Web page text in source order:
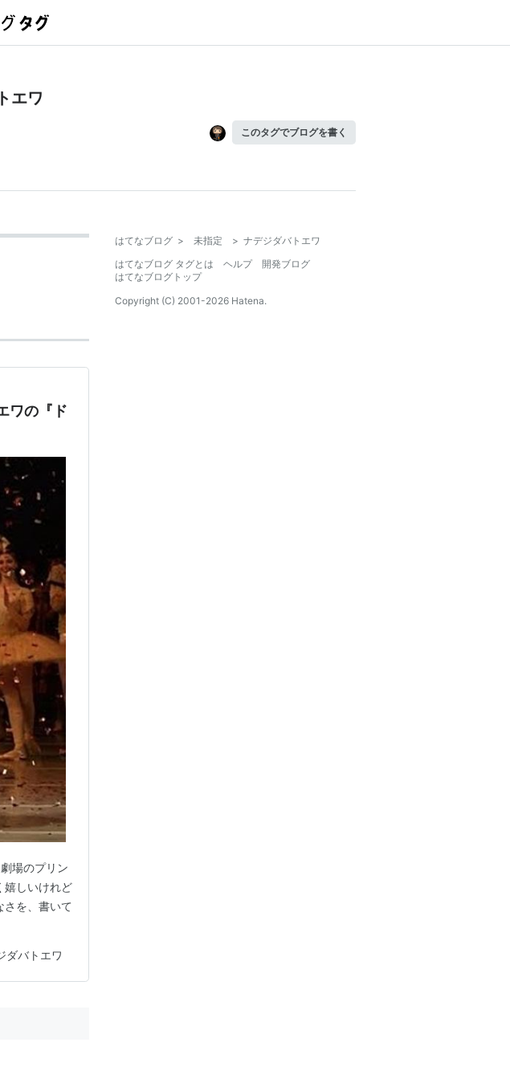
エワ
このタグでブログを書く
ワの『ド
場のプリン
嬉しいけれど
さを、書いて
ダバトエワ
はてなブログ > 未指定 > ナデジダバトエワ
はてなブログ タグとは
ヘルプ
開発ブログ
はてなブログトップ
Copyright (C) 2001-2026 Hatena.